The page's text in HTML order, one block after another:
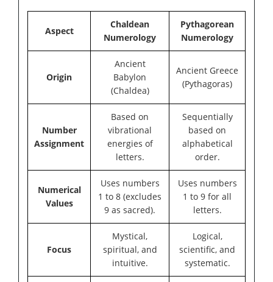
Aspect
Chaldean
Numerology
Pythagorean
Numerology
Origin
Ancient
Babylon
(Chaldea)
Ancient Greece
(Pythagoras)
Number
Assignment
Based on
vibrational
energies of
letters.
Sequentially
based on
alphabetical
order.
Numerical
Values
Uses numbers
1 to 8 (excludes
9 as sacred).
Uses numbers
1 to 9 for all
letters.
Focus
Mystical,
spiritual, and
intuitive.
Logical,
scientific, and
systematic.